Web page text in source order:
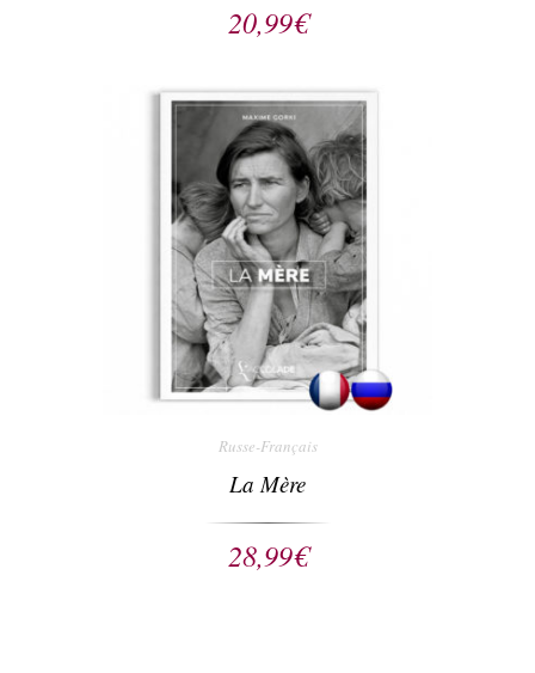
20,99€
Russe-Français
La Mère
28,99€